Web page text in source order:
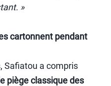
»
cartonnent pendant
Safiatou a compris
piège classique des